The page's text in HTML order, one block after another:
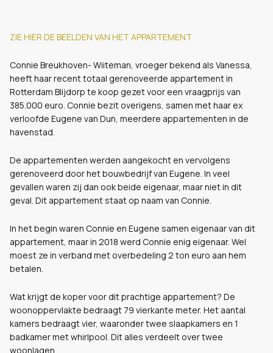
ZIE HIER DE BEELDEN VAN HET APPARTEMENT
Connie Breukhoven- Wiiteman, vroeger bekend als Vanessa,
heeft haar recent totaal gerenoveerde appartement in
Rotterdam Blijdorp te koop gezet voor een vraagprijs van
385.000 euro. Connie bezit overigens, samen met haar ex
verloofde Eugene van Dun, meerdere appartementen in de
havenstad.
De appartementen werden aangekocht en vervolgens
gerenoveerd door het bouwbedrijf van Eugene. In veel
gevallen waren zij dan ook beide eigenaar, maar niet in dit
geval. Dit appartement staat op naam van Connie.
In het begin waren Connie en Eugene samen eigenaar van dit
appartement, maar in 2018 werd Connie enig eigenaar. Wel
moest ze in verband met overbedeling 2 ton euro aan hem
betalen.
Wat krijgt de koper voor dit prachtige appartement? De
woonoppervlakte bedraagt 79 vierkante meter. Het aantal
kamers bedraagt vier, waaronder twee slaapkamers en 1
badkamer met whirlpool. Dit alles verdeelt over twee
woonlagen.